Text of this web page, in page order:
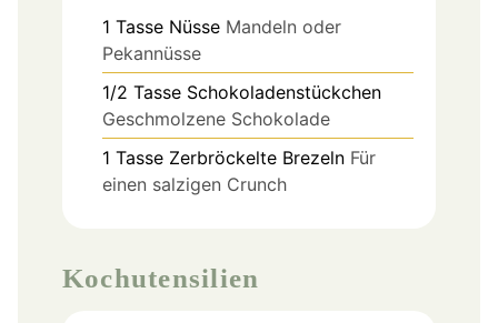
1 Tasse Nüsse Mandeln oder
Pekannüsse
1/2 Tasse Schokoladenstückchen
Geschmolzene Schokolade
1 Tasse Zerbröckelte Brezeln Für
einen salzigen Crunch
Kochutensilien